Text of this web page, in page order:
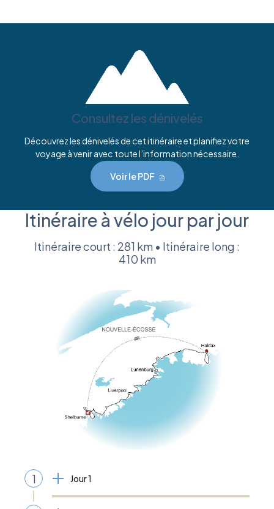
Consultez les dénivelés
Découvrez les dénivelés de cet itinéraire et planifiez votre
voyage à venir avec toute l’information nécessaire.
Voir le PDF
Itinéraire à vélo jour par jour
Itinéraire court : 281 km • Itinéraire long :
410 km
1 Jour 1